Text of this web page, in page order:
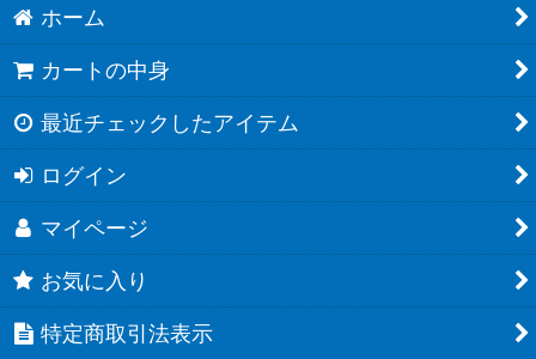
ホーム
カートの中身
最近チェックしたアイテム
ログイン
マイページ
お気に入り
特定商取引法表示